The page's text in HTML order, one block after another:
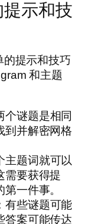
示和技
提示和技巧
和主题
个谜题是相同
到并解密网格
主题词就可以
需要获得提
一件事。
有些谜题可能
答案可能传达